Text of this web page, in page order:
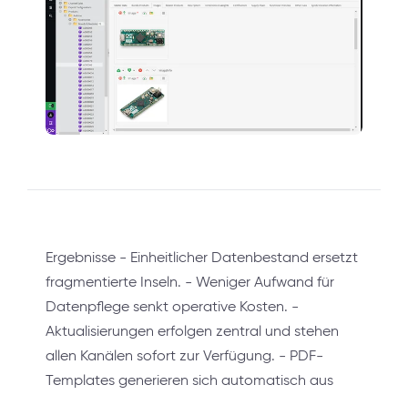
Ergebnisse - Einheitlicher Datenbestand ersetzt
fragmentierte Inseln. - Weniger Aufwand für
Datenpflege senkt operative Kosten. -
Aktualisierungen erfolgen zentral und stehen
allen Kanälen sofort zur Verfügung. - PDF-
Templates generieren sich automatisch aus